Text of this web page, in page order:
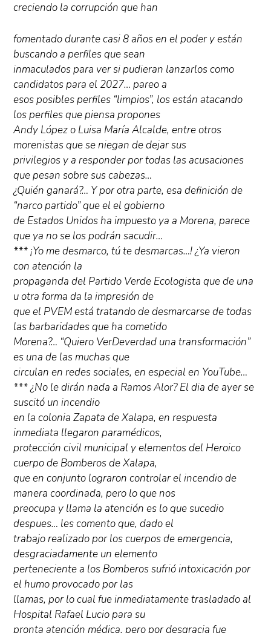
creciendo la corrupción que han
fomentado durante casi 8 años en el poder y están
buscando a perfiles que sean
inmaculados para ver si pudieran lanzarlos como
candidatos para el 2027… pareo a
esos posibles perfiles “limpios”, los están atacando
los perfiles que piensa propones
Andy López o Luisa María Alcalde, entre otros
morenistas que se niegan de dejar sus
privilegios y a responder por todas las acusaciones
que pesan sobre sus cabezas…
¿Quién ganará?… Y por otra parte, esa definición de
“narco partido” que el el gobierno
de Estados Unidos ha impuesto ya a Morena, parece
que ya no se los podrán sacudir…
*** ¡Yo me desmarco, tú te desmarcas…! ¿Ya vieron
con atención la
propaganda del Partido Verde Ecologista que de una
u otra forma da la impresión de
que el PVEM está tratando de desmarcarse de todas
las barbaridades que ha cometido
Morena?… “Quiero VerDeverdad una transformación”
es una de las muchas que
circulan en redes sociales, en especial en YouTube…
*** ¿No le dirán nada a Ramos Alor? El dia de ayer se
suscitó un incendio
en la colonia Zapata de Xalapa, en respuesta
inmediata llegaron paramédicos,
protección civil municipal y elementos del Heroico
cuerpo de Bomberos de Xalapa,
que en conjunto lograron controlar el incendio de
manera coordinada, pero lo que nos
preocupa y llama la atención es lo que sucedio
despues… les comento que, dado el
trabajo realizado por los cuerpos de emergencia,
desgraciadamente un elemento
perteneciente a los Bomberos sufrió intoxicación por
el humo provocado por las
llamas, por lo cual fue inmediatamente trasladado al
Hospital Rafael Lucio para su
pronta atención médica, pero por desgracia fue